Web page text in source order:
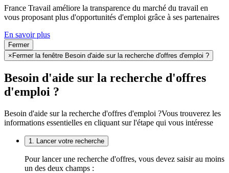
France Travail améliore la transparence du marché du travail en
vous proposant plus d'opportunités d'emploi grâce à ses partenaires
En savoir plus
Fermer
× Fermer la fenêtre Besoin d'aide sur la recherche d'offres d'emploi ?
Besoin d'aide sur la recherche d'offres
d'emploi ?
Besoin d'aide sur la recherche d'offres d'emploi ?Vous trouverez les
informations essentielles en cliquant sur l'étape qui vous intéresse
1. Lancer votre recherche
Pour lancer une recherche d'offres, vous devez saisir au moins
un des deux champs :